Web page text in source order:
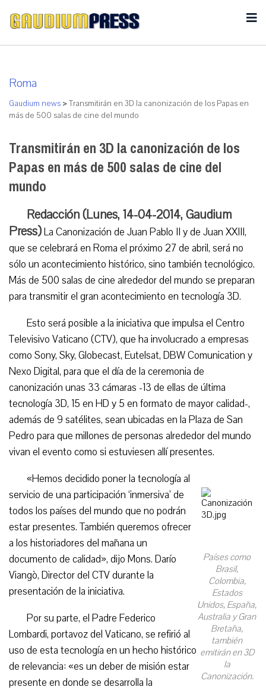
Roma
Gaudium news >Transmitirán en 3D la canonización de los Papas en
más de 500 salas de cine del mundo
Transmitirán en 3D la canonización de los
Papas en más de 500 salas de cine del
mundo
Redacción (Lunes, 14-04-2014, Gaudium
Press)La Canonización de Juan Pablo II y de Juan XXIII,
que se celebrará en Roma el próximo 27 de abril, será no
sólo un acontecimiento histórico, sino también tecnológico.
Más de 500 salas de cine alrededor del mundo se preparan
para transmitir el gran acontecimiento en tecnología 3D.
Esto será posible a la iniciativa que impulsa el Centro
Televisivo Vaticano (CTV), que ha involucrado a empresas
como Sony, Sky, Globecast, Eutelsat, DBW Comunication y
Nexo Digital, para que el día de la ceremonia de
canonización unas 33 cámaras -13 de ellas de última
tecnología 3D, 15 en HD y 5 en formato de mayor calidad-,
además de 9 satélites, sean ubicadas en la Plaza de San
Pedro para que millones de personas alrededor del mundo
vivan el evento como si estuviesen allí presentes.
Países como
Brasil,
Colombia,
Estados
Unidos, España,
Australia y Gran
Bretaña,
también
emitirán en 3D
la
Canonización.
«Hemos decidido poner la tecnología al
servicio de una participación ‘inmersiva’ de
todos los países del mundo que no podrán
estar presentes. También queremos ofrecer
a los historiadores del mañana un
documento de calidad», dijo Mons. Darío
Viangò, Director del CTV durante la
presentación de la iniciativa.
Por su parte, el Padre Federico
Lombardi, portavoz del Vaticano, se refirió al
uso de esta tecnología en un hecho histórico
de relevancia: «es un deber de misión estar
presente en donde se desarrolla la